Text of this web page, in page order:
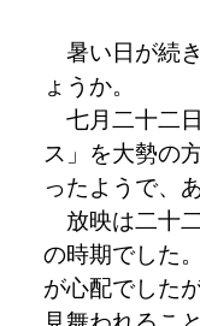
暑い日が続
ょうか。
七月二十二
ス」を大勢の
ったようで、
放映は二十
の時期でした
が心配でした